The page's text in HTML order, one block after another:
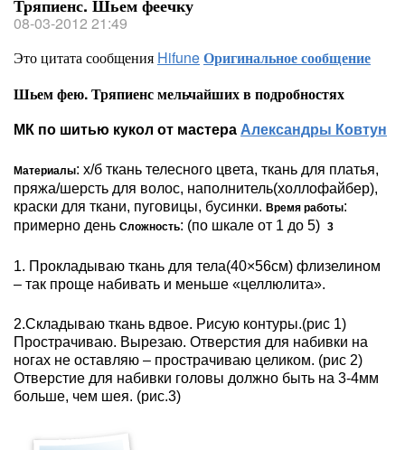
Тряпиенс. Шьем феечку
08-03-2012 21:49
Это цитата сообщения HifuneОригинальное сообщение
Шьем фею. Тряпиенс мельчайших в подробностях
МК по шитью кукол от мастера Александры Ковтун
Материалы: х/б ткань телесного цвета, ткань для платья,
пряжа/шерсть для волос, наполнитель(холлофайбер),
краски для ткани, пуговицы, бусинки. Время работы:
примерно день Сложность: (по шкале от 1 до 5) 3
1. Прокладываю ткань для тела(40×56см) флизелином
– так проще набивать и меньше «целлюлита».
2.Складываю ткань вдвое. Рисую контуры.(рис 1)
Прострачиваю. Вырезаю. Отверстия для набивки на
ногах не оставляю – прострачиваю целиком. (рис 2)
Отверстие для набивки головы должно быть на 3-4мм
больше, чем шея. (рис.3)